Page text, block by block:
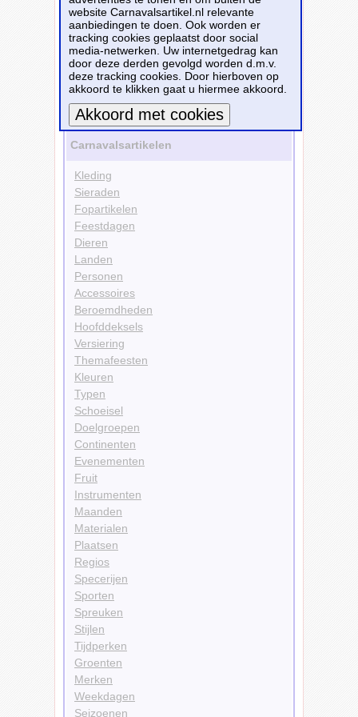
Bestellen
Kleding
Rokjes
Kleuren
Goud
Bekijk alle carnavalsartikelen
Carnavalsartikelen
Kleding
Sieraden
Fopartikelen
Feestdagen
Dieren
Landen
Personen
Accessoires
Beroemdheden
Hoofddeksels
Versiering
Themafeesten
Kleuren
Typen
Schoeisel
Doelgroepen
Continenten
Evenementen
Fruit
Instrumenten
Maanden
Materialen
Plaatsen
Regios
Specerijen
Sporten
Spreuken
Stijlen
Tijdperken
Groenten
Merken
Weekdagen
Seizoenen
website Carnavalsartikel.nl relevante
aanbiedingen te doen. Ook worden er
tracking cookies geplaatst door social
media-netwerken. Uw internetgedrag kan
door deze derden gevolgd worden d.m.v.
deze tracking cookies. Door hierboven op
akkoord te klikken gaat u hiermee akkoord.
Meer informatie